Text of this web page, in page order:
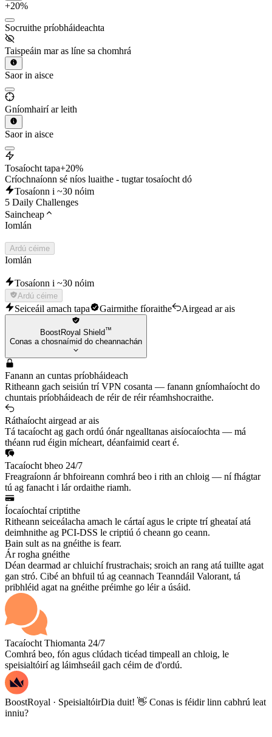
+20%
Socruithe príobháideachta
Taispeáin mar as líne sa chomhrá
Saor in aisce
Gníomhairí ar leith
Saor in aisce
Tosaíocht tapa+20%
Críochnaíonn sé níos luaithe - tugtar tosaíocht dó
Tosaíonn i ~30 nóim
5 Daily Challenges
Saincheap
Iomlán
Ardú céime
Iomlán
Tosaíonn i ~30 nóim
Ardú céime
Seiceáil amach tapa Gairmithe fíoraithe Airgead ar ais
BoostRoyal Shield™
Conas a chosnaímid do cheannachán
Fanann an cuntas príobháideach
Ritheann gach seisiún trí VPN cosanta — fanann gníomhaíocht do
chuntais príobháideach de réir de réir réamhshocraithe.
Ráthaíocht airgead ar ais
Tá tacaíocht ag gach ordú ónár ngealltanas aisíocaíochta — má
théann rud éigin mícheart, déanfaimid ceart é.
Tacaíocht bheo 24/7
Freagraíonn ár bhfoireann comhrá beo i rith an chloig — ní fhágtar
tú ag fanacht i lár ordaithe riamh.
Íocaíochtaí criptithe
Ritheann seiceálacha amach le cártaí agus le cripte trí gheataí atá
deimhnithe ag PCI-DSS le criptiú ó cheann go ceann.
Bain sult as na gnéithe is fearr.
Ár rogha gnéithe
Déan dearmad ar chluichí frustrachais; sroich an rang atá tuillte agat
gan stró. Cibé an bhfuil tú ag ceannach Teanndáil Valorant, tá
pribhléid agat na gnéithe préimhe go léir a úsáid.
Tacaíocht Thiomanta 24/7
Comhrá beo, fón agus clúdach ticéad timpeall an chloig, le
speisialtóirí ag láimhseáil gach céim de d'ordú.
BoostRoyal · SpeisialtóirDia duit! 👋 Conas is féidir linn cabhrú leat
inniu?